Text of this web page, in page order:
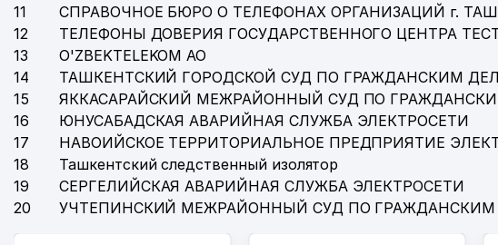
11
СПРАВОЧНОЕ БЮРО О ТЕЛЕФОНАХ ОРГАНИЗАЦИЙ г.
12
ТЕЛЕФОНЫ ДОВЕРИЯ ГОСУДАРСТВЕННОГО ЦЕНТРА
13
O'ZBEKTELEKOM АО
14
ТАШКЕНТСКИЙ ГОРОДСКОЙ СУД ПО ГРАЖДАНСКИМ
15
ЯККАСАРАЙСКИЙ МЕЖРАЙОННЫЙ СУД ПО
16
ЮНУСАБАДСКАЯ АВАРИЙНАЯ СЛУЖБА ЭЛЕКТРОСЕТИ
17
НАВОИЙСКОЕ ТЕРРИТОРИАЛЬНОЕ ПРЕДПРИЯТИЕ
18
Ташкентский следственный изолятор
19
СЕРГЕЛИЙСКАЯ АВАРИЙНАЯ СЛУЖБА ЭЛЕКТРОСЕТИ
20
УЧТЕПИНСКИЙ МЕЖРАЙОННЫЙ СУД ПО